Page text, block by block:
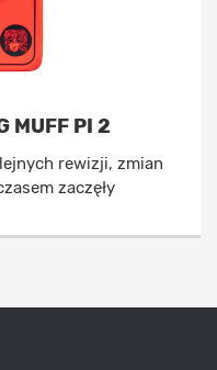
MUFF PI 2
rewizji, zmian
zaczęły